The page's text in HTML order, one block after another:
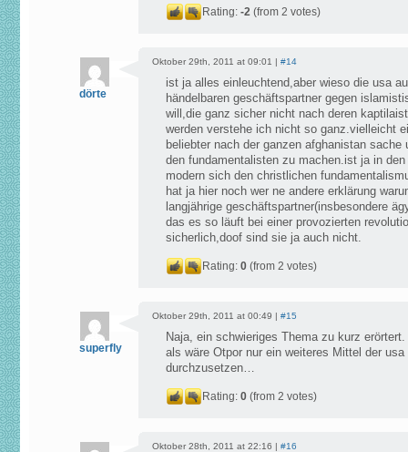
Rating: -2 (from 2 votes)
dörte
Oktober 29th, 2011 at 09:01 | #14
ist ja alles einleuchtend,aber wieso die usa
händelbaren geschäftspartner gegen
will,die ganz sicher nicht nach deren
werden verstehe ich nicht so ganz.vielleicht
beliebter nach der ganzen afghanistan sache
den fundamentalisten zu machen.ist ja in
modern sich den christlichen
hat ja hier noch wer ne andere erklärung
langjährige geschäftspartner(insbesondere
das es so läuft bei einer provozierten
sicherlich,doof sind sie ja auch nicht.
Rating: 0 (from 2 votes)
superfly
Oktober 29th, 2011 at 00:49 | #15
Naja, ein schwieriges Thema zu kurz
als wäre Otpor nur ein weiteres Mittel der
durchzusetzen…
Rating: 0 (from 2 votes)
Oktober 28th, 2011 at 22:16 | #16